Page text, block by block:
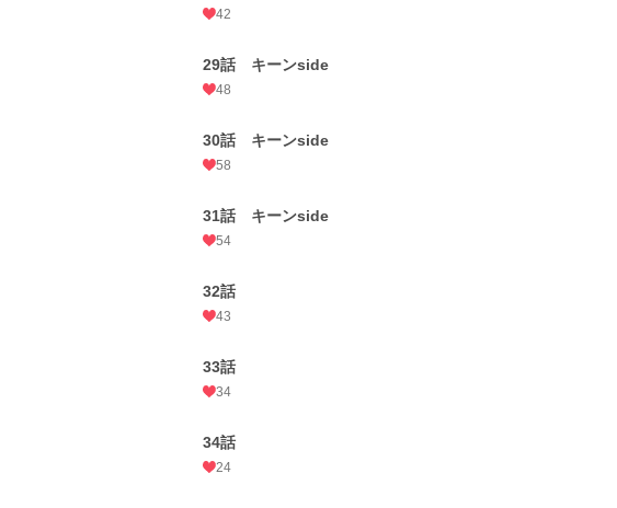
42
29話 キーンside
48
30話 キーンside
58
31話 キーンside
54
32話
43
33話
34
34話
24